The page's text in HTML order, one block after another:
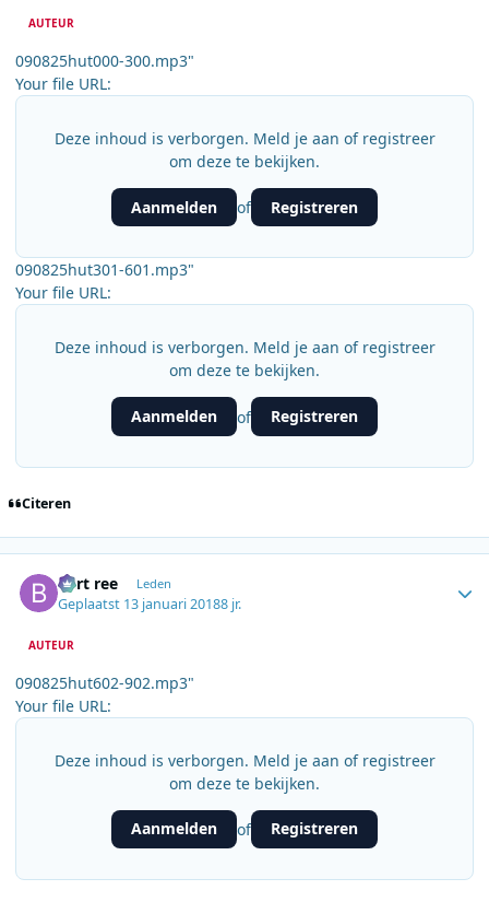
AUTEUR
090825hut000-300.mp3"
Your file URL:
Deze inhoud is verborgen. Meld je aan of registreer
om deze te bekijken.
Aanmelden of Registreren
090825hut301-601.mp3"
Your file URL:
Deze inhoud is verborgen. Meld je aan of registreer
om deze te bekijken.
Aanmelden of Registreren
Citeren
bert ree Leden
Geplaatst 13 januari 20188 jr.
AUTEUR
090825hut602-902.mp3"
Your file URL:
Deze inhoud is verborgen. Meld je aan of registreer
om deze te bekijken.
Aanmelden of Registreren